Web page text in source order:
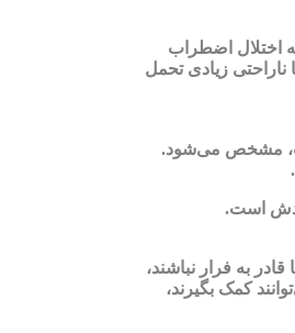
اختلال اضطراب
زیادی تحمل
مشخص می‌شود.
است.
به فرار نباشند،
کمک بگیرند،